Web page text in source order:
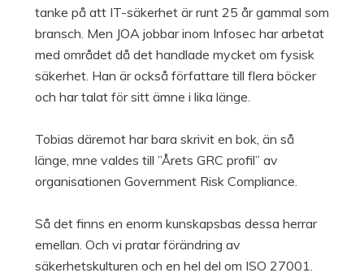
tanke på att IT-säkerhet är runt 25 år gammal som
bransch. Men JOA jobbar inom Infosec har arbetat
med området då det handlade mycket om fysisk
säkerhet. Han är också författare till flera böcker
och har talat för sitt ämne i lika länge.
Tobias däremot har bara skrivit en bok, än så
länge, mne valdes till ”Årets GRC profil” av
organisationen Government Risk Compliance.
Så det finns en enorm kunskapsbas dessa herrar
emellan. Och vi pratar förändring av
säkerhetskulturen och en hel del om ISO 27001.